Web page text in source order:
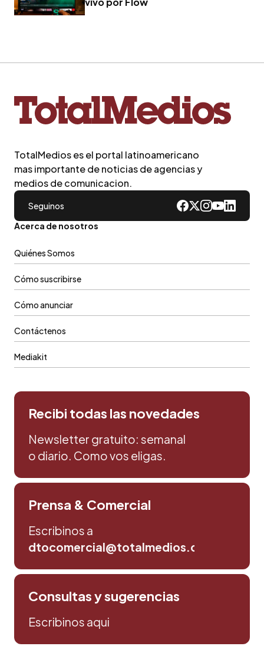
TotalMedios es el portal latinoamericano
mas importante de noticias de agencias y
medios de comunicacion.
Seguinos
Acerca de nosotros
Quiénes Somos
Cómo suscribirse
Cómo anunciar
Contáctenos
Mediakit
Recibi todas las novedades
Newsletter gratuito: semanal
o diario. Como vos eligas.
Prensa & Comercial
Escribinos a
dtocomercial@totalmedios.com
Consultas y sugerencias
Escribinos aqui